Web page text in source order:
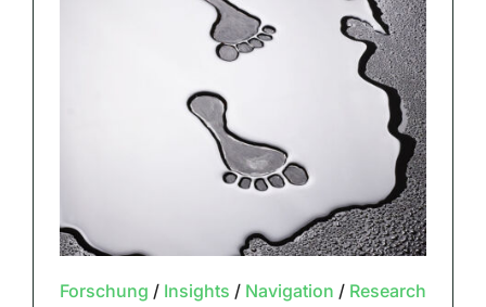
Forschung / Insights / Navigation / Research